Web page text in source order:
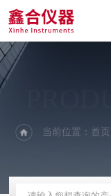
当前位置：首页